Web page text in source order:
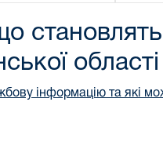
що
області
інформацію та які